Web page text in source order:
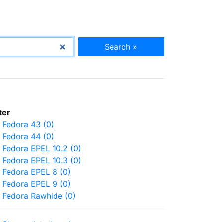
Search »
Fedora 43 (0)
Fedora 44 (0)
Fedora EPEL 10.2 (0)
Fedora EPEL 10.3 (0)
Fedora EPEL 8 (0)
Fedora EPEL 9 (0)
Fedora Rawhide (0)